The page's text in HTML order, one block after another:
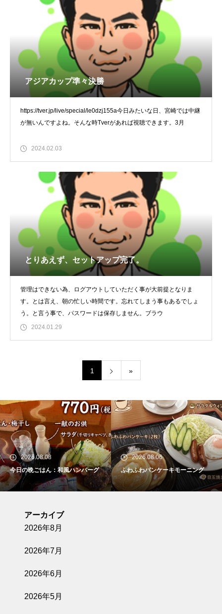
アジアカップ準々決勝
https://tver.jp/live/special/le0dzj155a今日みたいな日、宮崎では中継
が無いんですよね。そんな時Tverがあれば視聴できます。3月
2024.02.03
とりあえず、セットアップ完了。
管理はできない為、ログアウトしていただく事が大前提となりま
す。とは言え、朝の忙しい時間です。忘れてしまう事もあるでしょ
う。と言う事で、パスワードは保存しません。ブラウ
2024.01.29
1 »
2026.08.08
今日の晩ごはん：和風ハンバーグ
2026.08.06
ふわふわパンケーキモーニング
アーカイブ
2026年8月
2026年7月
2026年6月
2026年5月